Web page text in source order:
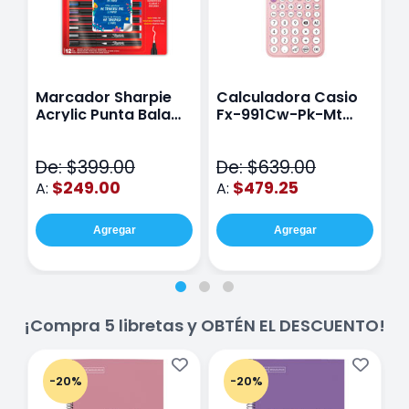
Marcador Sharpie
Acrylic Punta Bala
De: $399.00
A: $249.00
Agregar
Calculadora Casio
Fx-991Cw-Pk-Mt
De: $639.00
A: $479.25
Agregar
¡Compra 5 libretas y OBTÉN EL DESCUENTO!
-20% -20%